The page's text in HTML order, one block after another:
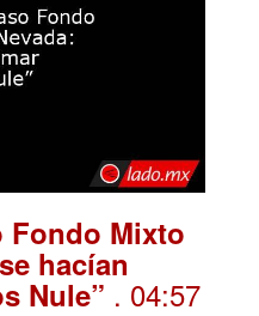
Fondo Mixto
hacían
Nule” . 04:57